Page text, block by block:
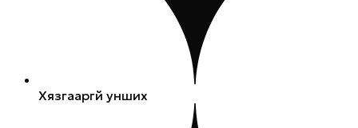
Хязгааргүй унших